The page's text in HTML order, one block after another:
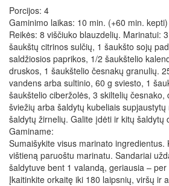
Porcijos: 4
Gaminimo laikas: 10 min. (+60 min. kepti)
Reikės: 8 viščiuko blauzdelių. Marinatui:
šaukštų citrinos sulčių, 1 šaukšto sojų
saldžiosios paprikos, 1/2 šaukštelio
druskos, 1 šaukštelio česnakų granulių.
vandens arba sultinio, 60 g sviesto, 1
šaukštelio ciberžolės, 3 skiltelių česnako,
šviežių arba šaldytų kubeliais
šaldytų žirnelių. Galite įdėti ir kitų šaldytų
Gaminame:
Sumaišykite visus marinato ingredientus.
vištieną paruoštu marinatu. Sandariai
šaldytuve bent 1 valandą, geriausia – per
Įkaitinkite orkaitę iki 180 laipsnių, viršų ir